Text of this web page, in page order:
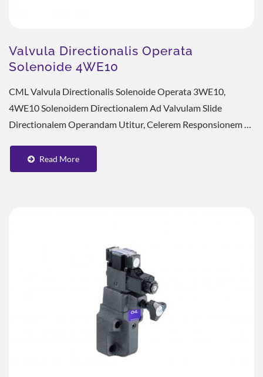
Valvula Directionalis Operata
Solenoide 4WE10
CML Valvula Directionalis Solenoide Operata 3WE10,
4WE10 Solenoidem Directionalem Ad Valvulam Slide
Directionalem Operandam Utitur, Celerem Responsionem Et
Read More